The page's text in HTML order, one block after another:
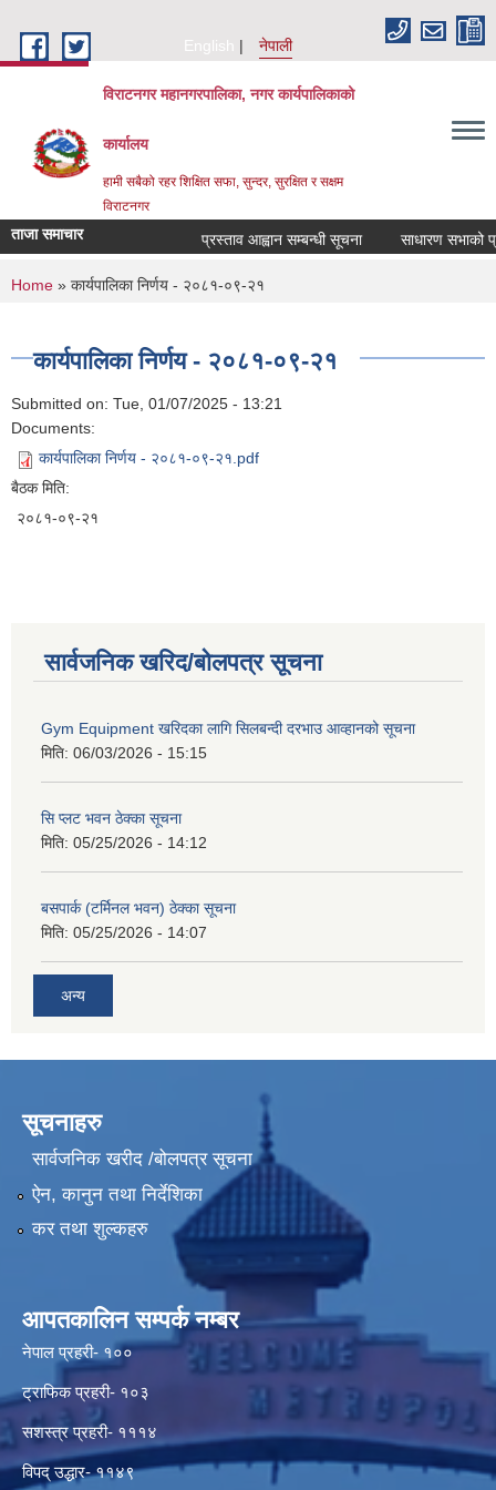
English
नेपाली
विराटनगर महानगरपालिका, नगर कार्यपालिकाको
कार्यालय
हामी सबैको रहर शिक्षित सफा, सुन्दर, सुरक्षित र सक्षम
विराटनगर
ताजा समाचार प्रस्ताव आह्वान सम्बन्धी सूचना साधारण सभाको
You are here
Home » कार्यपालिका निर्णय - २०८१-०९-२१
कार्यपालिका निर्णय - २०८१-०९-२१
Submitted on: Tue, 01/07/2025 - 13:21
Documents:
कार्यपालिका निर्णय - २०८१-०९-२१.pdf
बैठक मिति:
२०८१-०९-२१
सार्वजनिक खरिद/बोलपत्र सूचना
Gym Equipment खरिदका लागि सिलबन्दी दरभाउ आव्हानको सूचना
मिति: 06/03/2026 - 15:15
सि प्लट भवन ठेक्का सूचना
मिति: 05/25/2026 - 14:12
बसपार्क (टर्मिनल भवन) ठेक्का सूचना
मिति: 05/25/2026 - 14:07
अन्य
सूचनाहरु
सार्वजनिक खरीद /बोलपत्र सूचना
ऐन, कानुन तथा निर्देशिका
कर तथा शुल्कहरु
आपतकालिन सम्पर्क नम्बर
नेपाल प्रहरी- १००
ट्राफिक प्रहरी- १०३
सशस्त्र प्रहरी- १११४
विपद् उद्धार- ११४९